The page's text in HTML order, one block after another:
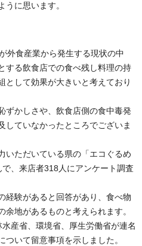
うに思います。
外食産業から発生する現状の中
する飲食店での食べ残し料理の持
として効果が大きいと考えており
ずかしさや、飲食店側の食中毒発
していなかったところでございま
いただいている県の「エコぐるめ
、来店者318人にアンケート調査
経験があると回答があり、食べ物
地があるものと考えられます。
産省、環境省、厚生労働省が連名
いて留意事項を示しました。